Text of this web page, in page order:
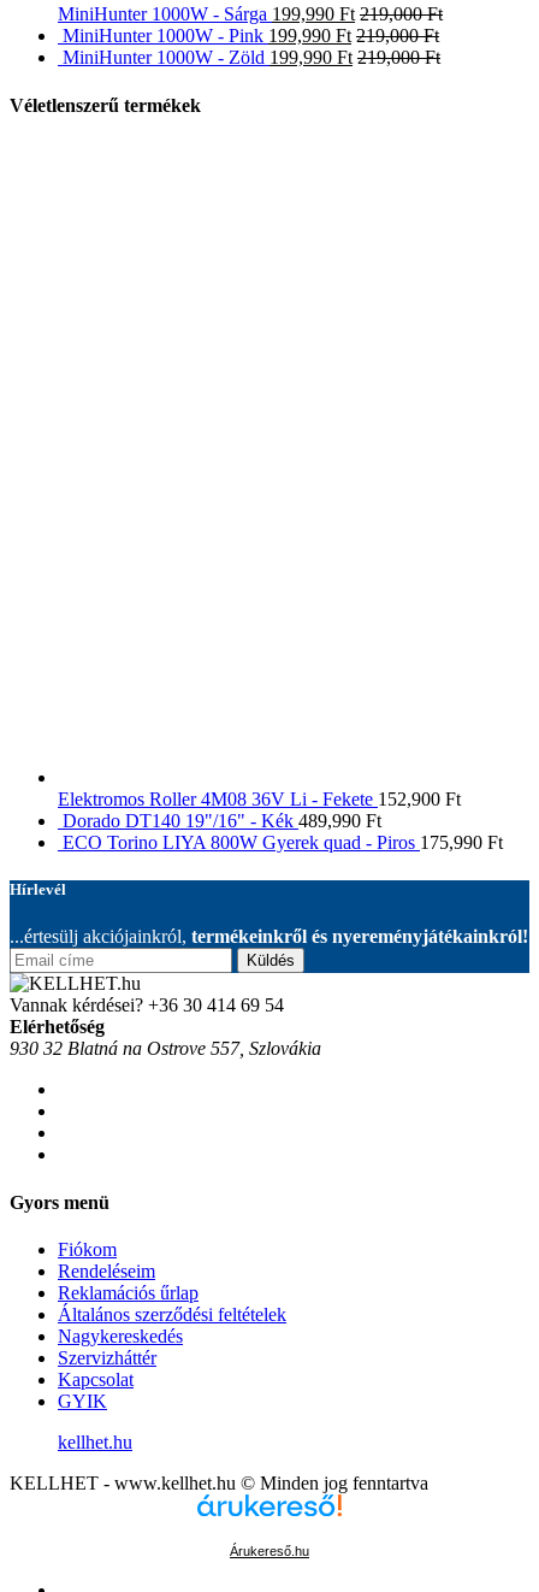
MiniHunter 1000W - Sárga 199,990 Ft 219,000Ft
MiniHunter 1000W - Pink 199,990 Ft 219,000Ft
MiniHunter 1000W - Zöld 199,990 Ft 219,000Ft
Véletlenszerű termékek
Elektromos Roller 4M08 36V Li - Fekete 152,900 Ft
Dorado DT140 19"/16" - Kék 489,990 Ft
ECO Torino LIYA 800W Gyerek quad - Piros 175,990 Ft
Hírlevél
...értesülj akciójainkról, termékeinkről és nyereményjátékainkról!
Küldés
Vannak kérdései? +36 30 414 69 54
Elérhetőség
930 32 Blatná na Ostrove 557, Szlovákia
Gyors menü
Fiókom
Rendeléseim
Reklamációs űrlap
Általános szerződési feltételek
Nagykereskedés
Szervizháttér
Kapcsolat
GYIK
kellhet.hu
KELLHET - www.kellhet.hu © Minden jog fenntartva
Árukereső.hu